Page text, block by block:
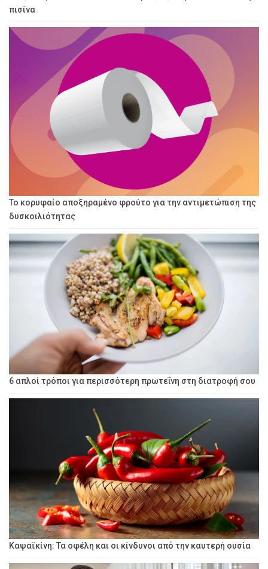
πισίνα
Το κορυφαίο αποξηραμένο φρούτο για την αντιμετώπιση της
δυσκοιλιότητας
6 απλοί τρόποι για περισσότερη πρωτεΐνη στη διατροφή σου
Καψαϊκίνη: Τα οφέλη και οι κίνδυνοι από την καυτερή ουσία